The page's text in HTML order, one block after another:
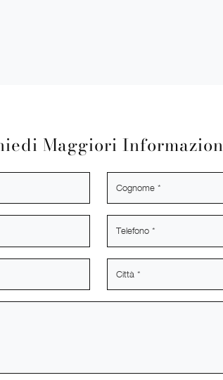
Maggiori